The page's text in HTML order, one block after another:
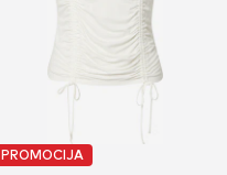
PROMOCIJA